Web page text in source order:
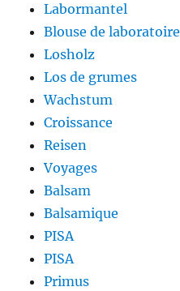
Labormantel
Blouse de laboratoire
Losholz
Los de grumes
Wachstum
Croissance
Reisen
Voyages
Balsam
Balsamique
PISA
PISA
Primus